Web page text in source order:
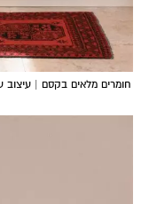
חומרים מלאים בקסם | עיצוב